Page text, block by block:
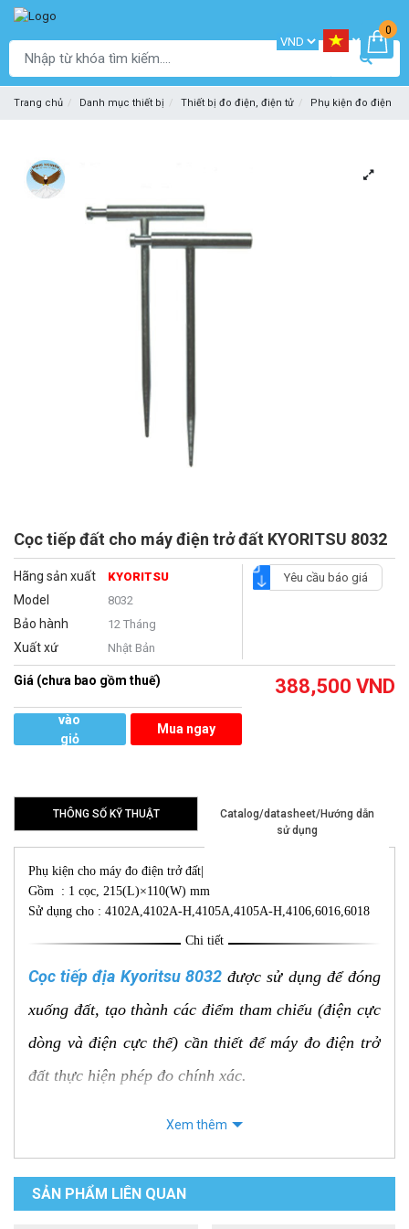
0
Trang chủ Danh mục thiết bị Thiết bị đo điện, điện tử Phụ kiện đo điện
Cọc tiếp đất cho máy điện trở đất KYORITSU 8032
Hãng sản xuất KYORITSU
Model 8032
Bảo hành 12 Tháng
Xuất xứ Nhật Bản
Yêu cầu báo giá
Giá (chưa bao gồm thuế) 388,500 VND
vào
giỏ
Mua ngay
THÔNG SỐ KỸ THUẬT
Catalog/datasheet/Hướng dẫn
sử dụng
Phụ kiện cho máy đo điện trở đất|
Gồm : 1 cọc, 215(L)×110(W) mm
Sử dụng cho : 4102A,4102A-H,4105A,4105A-H,4106,6016,6018
Chi tiết
Cọc tiếp địa Kyoritsu 8032được sử dụng để đóng
xuống đất, tạo thành các điểm tham chiếu (điện cực
dòng và điện cực thế) cần thiết để máy đo điện trở
đất thực hiện phép đo chính xác.
Earth Spike).
Số lượng: Kyoritsu 8032 thường được bán theo
Xem thêm
SẢN PHẨM LIÊN QUAN